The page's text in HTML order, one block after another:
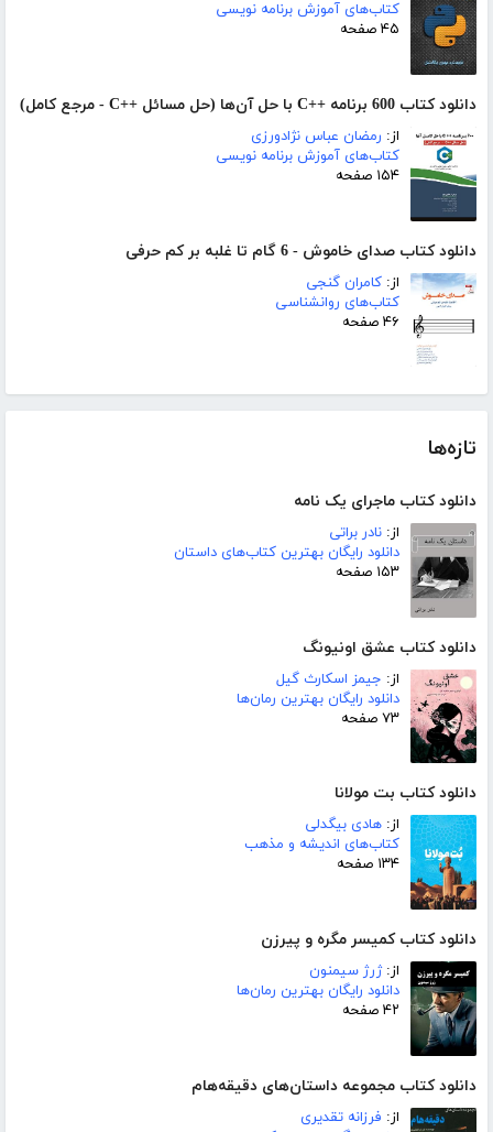
کتاب‌های آموزش برنامه نویسی
۴۵ صفحه
دانلود کتاب 600 برنامه ++C با حل آن‌ها (حل مسائل ++C - مرجع کامل)
از: رمضان عباس نژادورزی
کتاب‌های آموزش برنامه نویسی
۱۵۴ صفحه
دانلود کتاب صدای خاموش - 6 گام تا غلبه بر کم حرفی
از: کامران گنجی
کتاب‌های روانشناسی
۴۶ صفحه
تازه‌ها
دانلود کتاب ماجرای یک نامه
از: نادر براتی
دانلود رایگان بهترین کتاب‌های داستان
۱۵۳ صفحه
دانلود کتاب عشق اونیونگ
از: جیمز اسکارث گیل
دانلود رایگان بهترین رمان‌ها
۷۳ صفحه
دانلود کتاب بت مولانا
از: هادی بیگدلی
کتاب‌های اندیشه و مذهب
۱۳۴ صفحه
دانلود کتاب کمیسر مگره و پیرزن
از:ژرژ سیمنون
دانلود رایگان بهترین رمان‌ها
۴۲ صفحه
دانلود کتاب مجموعه داستان‌های دقیقه‌هام
از: فرزانه تقدیری